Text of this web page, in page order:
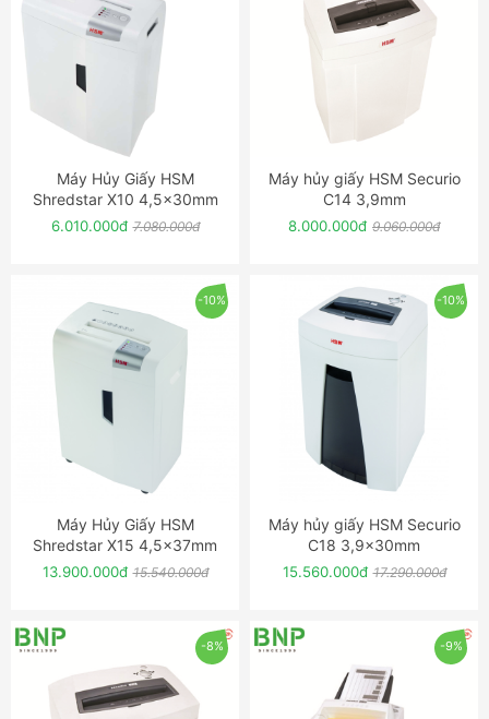
ĐẶT NGAY
Máy Hủy Giấy HSM
Shredstar X10 4,5x30mm
6.010.000đ 7.080.000đ
ĐẶT NGAY
Máy hủy giấy HSM Securio
C14 3,9mm
8.000.000đ 9.060.000đ
-10%
ĐẶT NGAY
Máy Hủy Giấy HSM
Shredstar X15 4,5x37mm
13.900.000đ 15.540.000đ
-10%
ĐẶT NGAY
Máy hủy giấy HSM Securio
C18 3,9x30mm
15.560.000đ 17.290.000đ
-8% -9%